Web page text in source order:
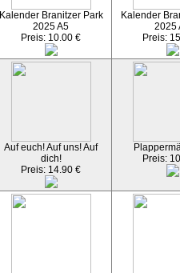
Kalender Branitzer Park
2025 A5
Preis: 10.00 €
Kalender
2025
Preis:
Auf euch! Auf uns! Auf
dich!
Preis: 14.90 €
Preis: